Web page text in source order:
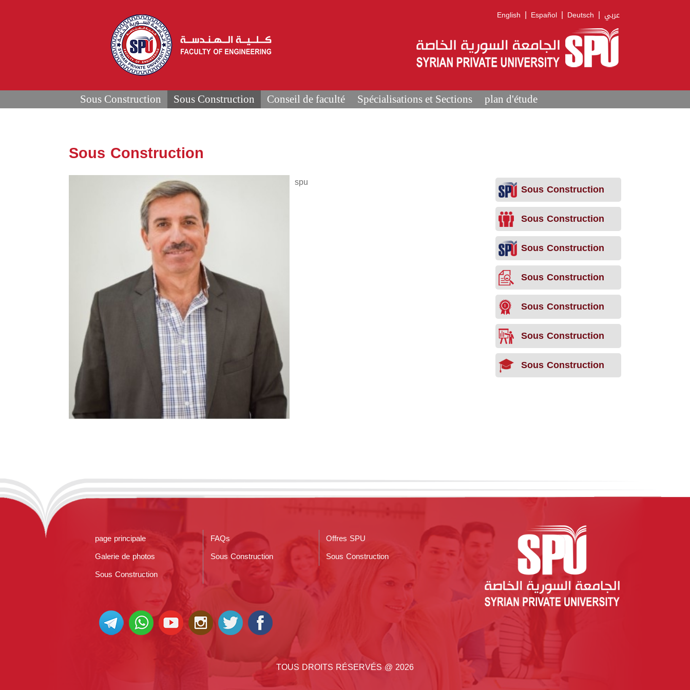
English | Español | Deutsch | عربي
Sous Construction Sous Construction Conseil de faculté Spécialisations et Sections plan d'étude
Sous Construction
Sous Construction
Sous Construction
Sous Construction
Sous Construction
Sous Construction
Sous Construction
Sous Construction
spu
page principale FAQs
Offres SPU
Galerie de photos
Sous Construction
Sous Construction
Sous Construction
TOUS DROITS RÉSERVÉS @ 2026